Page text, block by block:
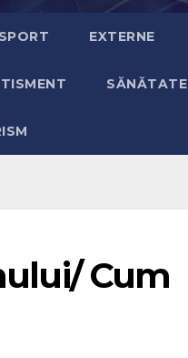
SPORT EXTERNE
SĂNĂTATE
Cum